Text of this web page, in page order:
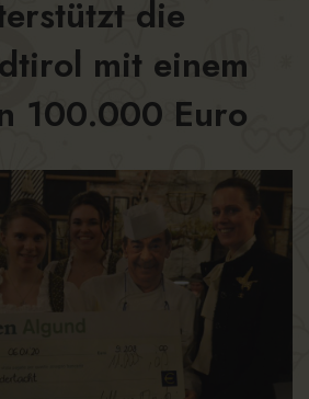
die
mit einem
100.000 Euro